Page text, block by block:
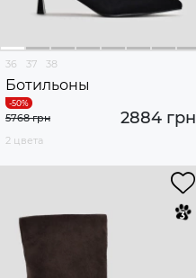
36 37 38
Ботильоны
2884 грн
5768 грн
2 цвета